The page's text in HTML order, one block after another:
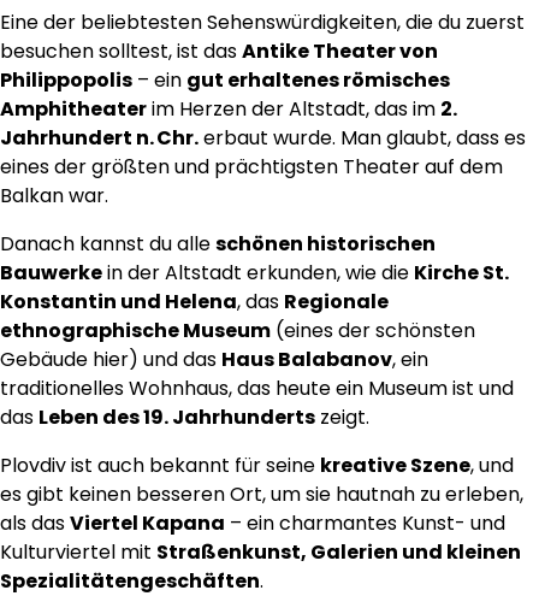
Eine der beliebtesten Sehenswürdigkeiten, die du zuerst
besuchen solltest, ist dasAntike Theater von
Philippopolis – ein gut erhaltenes römisches
Amphitheaterim Herzen der Altstadt, das im 2.
Jahrhundert n. Chr.erbaut wurde. Man glaubt, dass es
eines der größten und prächtigsten Theater auf dem
Balkan war.
Danach kannst du alleschönen historischen
Bauwerkein der Altstadt erkunden, wie die Kirche St.
Konstantin und Helena, das Regionale
ethnographische Museum (eines der schönsten
Gebäude hier) und das Haus Balabanov, ein
traditionelles Wohnhaus, das heute ein Museum ist und
das Leben des 19. Jahrhunderts zeigt.
Plovdiv ist auch bekannt für seine kreative Szene, und
es gibt keinen besseren Ort, um sie hautnah zu erleben,
als dasViertel Kapana – ein charmantes Kunst- und
Kulturviertel mit Straßenkunst, Galerien und kleinen
Spezialitätengeschäften.